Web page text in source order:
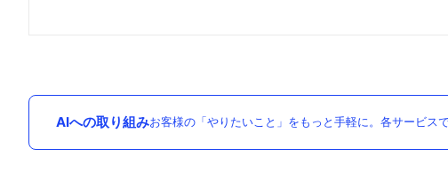
AIへの取り組みお客様の「やりたいこと」をもっと手軽に。各サービス